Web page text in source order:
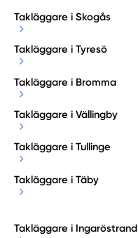
Takläggare i Skogås
Takläggare i Tyresö
Takläggare i Bromma
Takläggare i Vällingby
Takläggare i Tullinge
Takläggare i Täby
Takläggare i Ingaröstrand